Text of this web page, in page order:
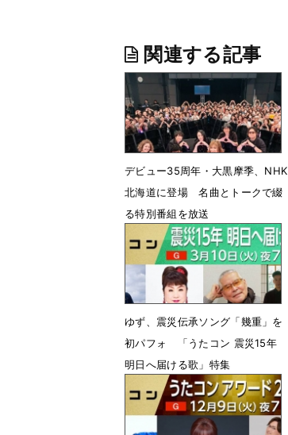
関連する記事
デビュー35周年・大黒摩季、NHK
北海道に登場 名曲とトークで綴
る特別番組を放送
6月22日 19時20分
ゆず、震災伝承ソング「幾重」を
初パフォ 「うたコン 震災15年
明日へ届ける歌」特集
3月3日 17時00分